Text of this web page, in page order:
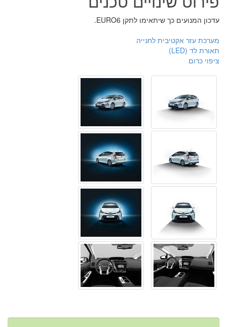
עדכון המנועים כך שיתאימו לתקן EURO6.
מערכת עזר אקטיבית לחנייה
תאורת לד (LED)
ציפוי כרום